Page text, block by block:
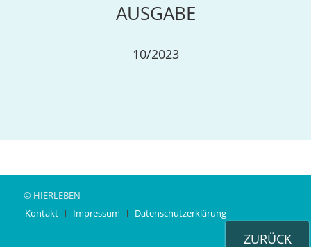
AUSGABE
10/2023
ZURÜCK
© HIERLEBEN
Kontakt
Impressum Datenschutzerklärung